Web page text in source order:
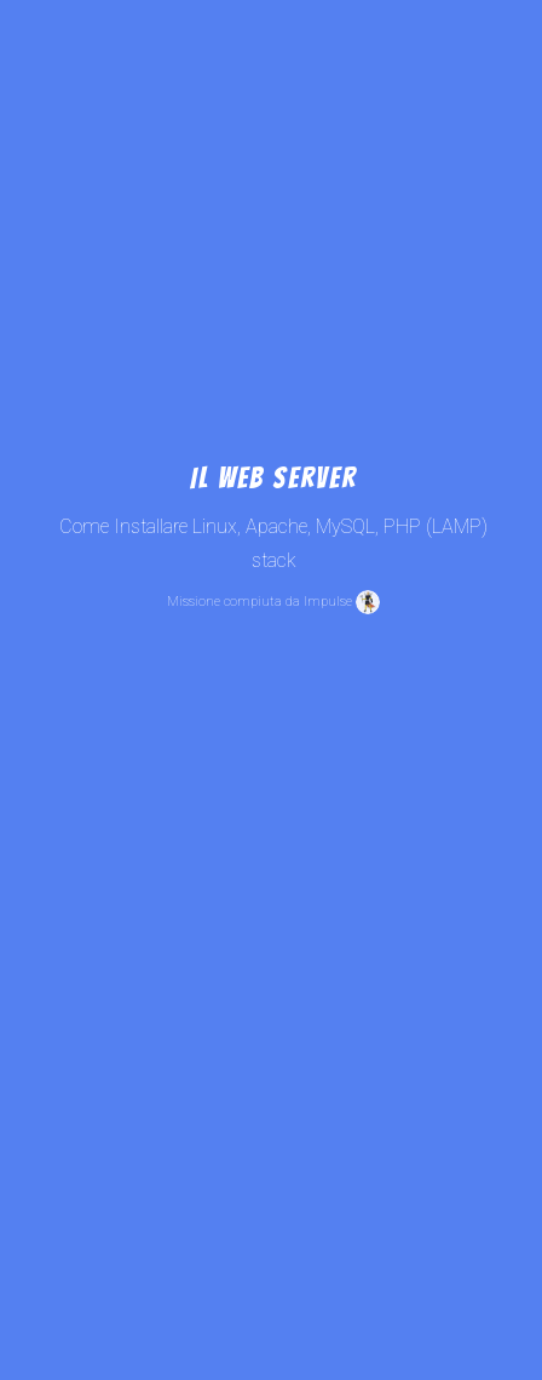
Il web server
Come Installare Linux, Apache, MySQL, PHP (LAMP)
stack
Missione compiuta da Impulse